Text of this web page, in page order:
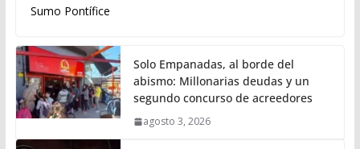
Sumo Pontífice
Solo Empanadas, al borde del
abismo: Millonarias deudas y un
segundo concurso de acreedores
agosto 3, 2026